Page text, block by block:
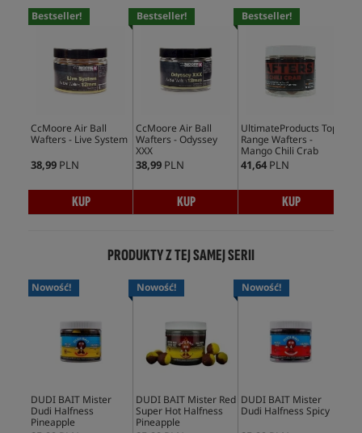
Bestseller!
CcMoore Air Ball
Wafters - Live System
38,99 PLN
KUP
Bestseller!
CcMoore Air Ball
Wafters - Odyssey
XXX
38,99 PLN
KUP
Bestseller!
UltimateProducts Top
Range Wafters -
Mango Chili Crab
41,64 PLN
KUP
PRODUKTY Z TEJ SAMEJ SERII
Nowość!
DUDI BAIT Mister
Dudi Halfness
Pineapple
Nowość!
DUDI BAIT Mister Red
Super Hot Halfness
Pineapple
Nowość!
DUDI BAIT Mister
Dudi Halfness Spicy